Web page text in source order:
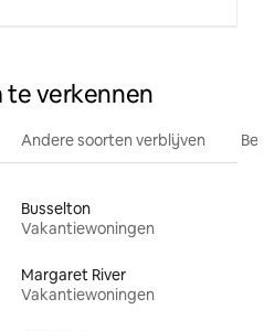
te verkennen
Andere soorten verblijven
Busselton
Vakantiewoningen
Margaret River
Vakantiewoningen